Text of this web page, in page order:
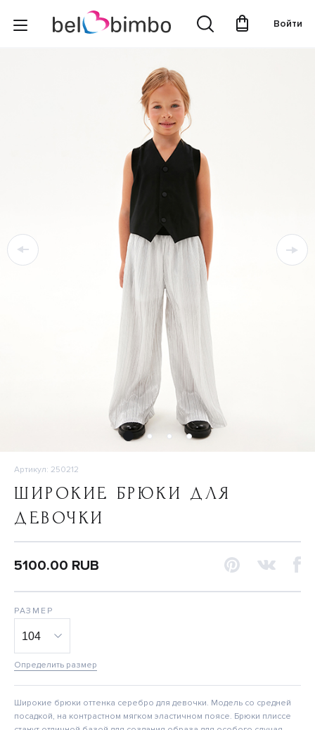
Войти
Артикул: 250212
ШИРОКИЕ БРЮКИ ДЛЯ
ДЕВОЧКИ
5100.00 RUB
РАЗМЕР
Определить размер
Широкие брюки оттенка серебро для девочки. Модель со средней
посадкой, на контрастном мягком эластичном поясе. Брюки плиссе